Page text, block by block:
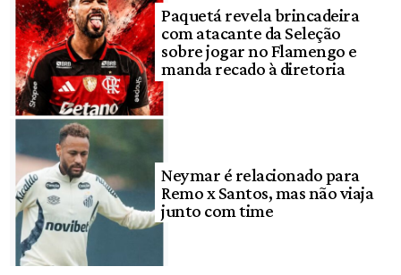
Paquetá revela brincadeira
com atacante da Seleção
sobre jogar no Flamengo e
manda recado à diretoria
Neymar é relacionado para
Remo x Santos, mas não viaja
junto com time